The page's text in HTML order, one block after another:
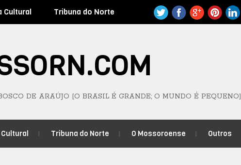
Cultural Tribuna do Norte
DE ARAÚJO [O BRASIL É GRANDE; O MUNDO É PEQUENO]
Tribuna do Norte O Mossoroense Outros